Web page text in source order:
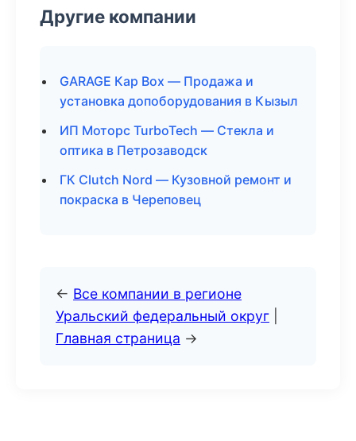
Другие компании
GARAGE Кар Box — Продажа и
установка допоборудования в Кызыл
ИП Моторс TurboTech — Стекла и
оптика в Петрозаводск
ГК Clutch Nord — Кузовной ремонт и
покраска в Череповец
← Все компании в регионе
Уральский федеральный округ
Главная страница →